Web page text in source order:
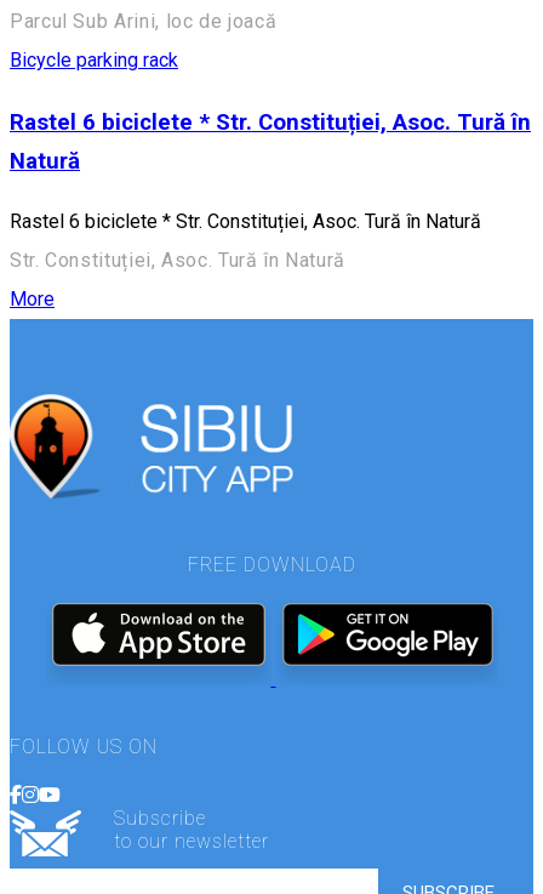
Parcul Sub Arini, loc de joacă
Bicycle parking rack
Rastel 6 biciclete * Str. Constituției, Asoc. Tură în
Natură
Rastel 6 biciclete * Str. Constituției, Asoc. Tură în Natură
Str. Constituției, Asoc. Tură în Natură
More
FREE DOWNLOAD
FOLLOW US ON
Subscribe
to our newsletter